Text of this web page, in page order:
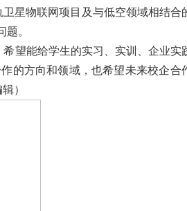
卫星物联网项目及与低空领域相结合
。
望能给学生的实习、实训、企业实
的方向和领域，也希望未来校企合
）